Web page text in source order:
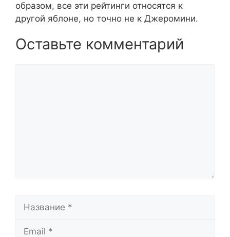
образом, все эти рейтинги относятся к
другой яблоне, но точно не к Джеромини.
Оставьте комментарий